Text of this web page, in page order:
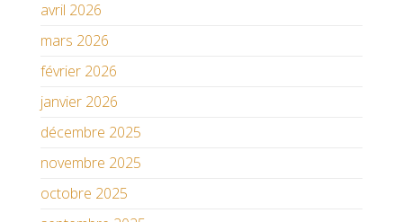
avril 2026
mars 2026
février 2026
janvier 2026
décembre 2025
novembre 2025
octobre 2025